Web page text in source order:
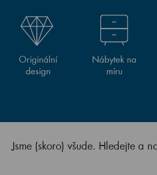
Originální
design
Nábytek na
míru
Jsme (skoro) všude. Hledejte a